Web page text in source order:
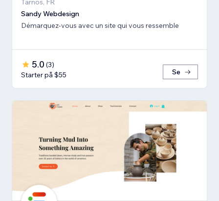
Tarnos, FR
Sandy Webdesign
Démarquez-vous avec un site qui vous ressemble
5.0 (3)
Starter på $55
Se